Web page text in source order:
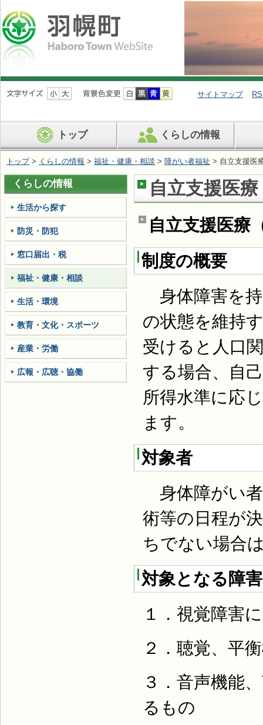
ナ
ビ
ン
を
ば
す
サイトマップ
トップ くらしの情報
トップ> くらしの情報 > 福祉・健康・相談 > 障がい者福祉 > 自立支援医
自立支援医
自立支援医療
制度の概要
身体障害を
の状態を維持
受けると人口
する場合、自
所得水準に応
ます。
対象者
身体障がい
術等の日程が
ちでない場合
対象となる障害
１．視覚障害
２．聴覚、平
３．音声機能
るもの
くらしの情報
生活から探す
防災・防犯
窓口届出・税
福祉・健康・相談
生活・環境
教育・文化・スポーツ
産業・労働
広報・広聴・協働